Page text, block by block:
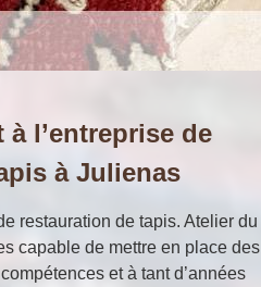
l’entreprise de
à Julienas
restauration de tapis. Atelier du
capable de mettre en place des
et à tant d’années